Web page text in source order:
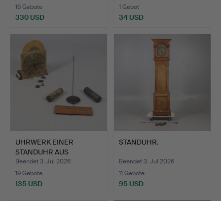
16 Gebote
330 USD
1 Gebot
34 USD
UHRWERK EINER
STANDUHR AUS
MESSING, 18./19…
Beendet 3. Jul 2026
19 Gebote
135 USD
STANDUHR.
Beendet 3. Jul 2026
11 Gebote
95 USD